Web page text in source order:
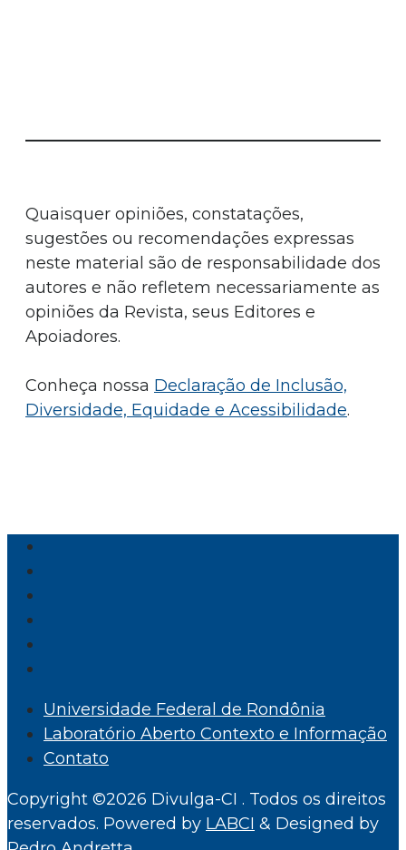
Quaisquer opiniões, constatações,
sugestões ou recomendações expressas
neste material são de responsabilidade dos
autores e não refletem necessariamente as
opiniões da Revista, seus Editores e
Apoiadores.
Conheça nossa Declaração de Inclusão,
Diversidade, Equidade e Acessibilidade.
Universidade Federal de Rondônia
Laboratório Aberto Contexto e Informação
Contato
Copyright ©2026 Divulga-CI . Todos os direitos
reservados. Powered by LABCI & Designed by